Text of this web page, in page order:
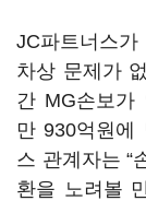
JC파트너스
차상 문제가
간 MG손보가
만 930억원에
스 관계자는 “
환을 노려볼